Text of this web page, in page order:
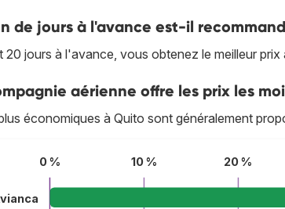
de jours à l'avance est-il
20 jours à l'avance, vous obtenez le meilleur prix
aérienne offre les prix les
économiques à Quito sont généralement
0 % 10 % 20 %